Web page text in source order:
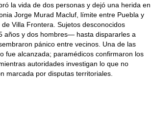
la vida de dos personas y dejó una herida en
Jorge Murad Macluf, límite entre Puebla y
Villa Frontera. Sujetos desconocidos
años y dos hombres— hasta dispararles a
pánico entre vecinos. Una de las
fue alcanzada; paramédicos confirmaron los
autoridades investigan lo que no
marcada por disputas territoriales.